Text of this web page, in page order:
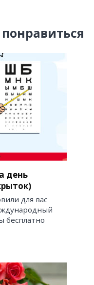
день
для вас
бесплатно